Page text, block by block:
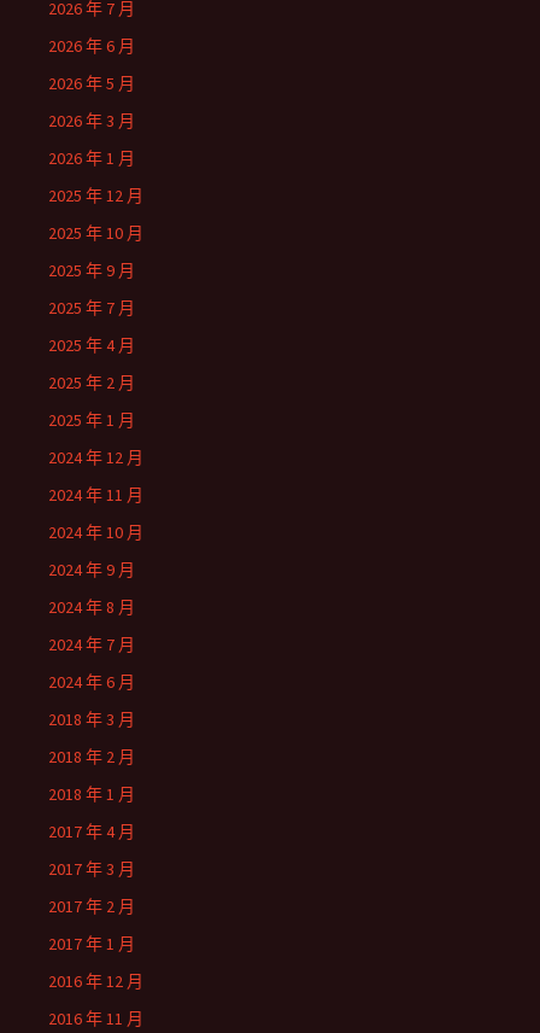
2026 年 7 月
2026 年 6 月
2026 年 5 月
2026 年 3 月
2026 年 1 月
2025 年 12 月
2025 年 10 月
2025 年 9 月
2025 年 7 月
2025 年 4 月
2025 年 2 月
2025 年 1 月
2024 年 12 月
2024 年 11 月
2024 年 10 月
2024 年 9 月
2024 年 8 月
2024 年 7 月
2024 年 6 月
2018 年 3 月
2018 年 2 月
2018 年 1 月
2017 年 4 月
2017 年 3 月
2017 年 2 月
2017 年 1 月
2016 年 12 月
2016 年 11 月